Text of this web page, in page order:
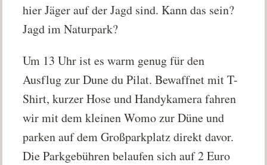
hier Jäger auf der Jagd sind. Kann das sein?
Jagd im Naturpark?
Um 13 Uhr ist es warm genug für den
Ausflug zur Dune du Pilat. Bewaffnet mit T-
Shirt, kurzer Hose und Handykamera fahren
wir mit dem kleinen Womo zur Düne und
parken auf dem Großparkplatz direkt davor.
Die Parkgebühren belaufen sich auf 2 Euro